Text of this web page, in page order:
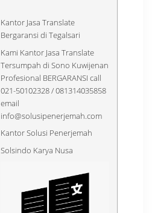
Kantor Jasa Translate
Bergaransi di Tegalsari
Kami Kantor Jasa Translate
Tersumpah di Sono Kuwijenan
Profesional BERGARANSI call
021-50102328 / 081314035858
email
info@solusipenerjemah.com
Kantor Solusi Penerjemah
Solsindo Karya Nusa